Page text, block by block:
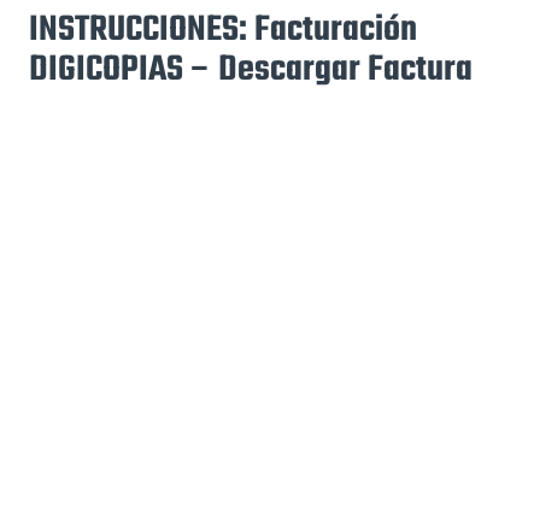
INSTRUCCIONES: Facturación
DIGICOPIAS – Descargar Factura